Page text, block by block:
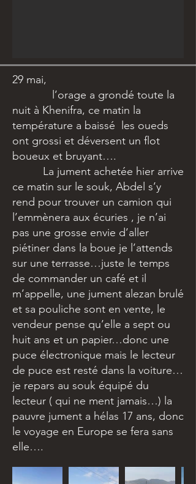
29 mai,
l’orage a grondé toute la
nuit à Khenifra, ce matin la
température a baissé les oueds
ont grossi et déversent un flot
boueux et bruyant….
La jument achetée hier arrive
ce matin sur le souk, Abdel s’y
rend pour trouver un camion qui
l’emmènera aux écuries , je n’ai
pas une grosse envie d’aller
piétiner dans la boue je l’attends
sur une terrasse…juste le temps
de commander un café et il
m’appelle, une jument alezan brulé
et sa pouliche sont en vente, le
vendeur pense qu’elle a sept ou
huit ans et un papier…donc une
puce électronique mais le lecteur
de puce est resté dans la voiture…
je repars au souk équipé du
lecteur ( qui ne ment jamais…) la
pauvre jument a hélas 17 ans, donc
le voyage en Europe se fera sans
elle….